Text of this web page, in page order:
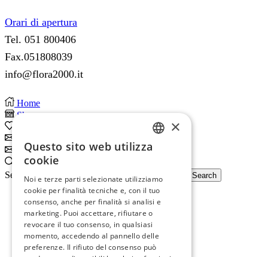
Orari di apertura
Tel. 051 800406
Fax.051808039
info@flora2000.it
Home
Shop
Subscribe
Search
Search input
Search
×
Questo sito web utilizza
cookie
Noi e terze parti selezionate utilizziamo
cookie per finalità tecniche e, con il tuo
consenso, anche per finalità si analisi e
marketing. Puoi accettare, rifiutare o
revocare il tuo consenso, in qualsiasi
momento, accedendo al pannello delle
preferenze. Il rifiuto del consenso può